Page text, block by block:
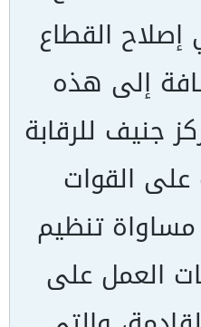
القطاع
إلى هذه
جنيف للرقابة
على القوات
تنظيم
العمل على